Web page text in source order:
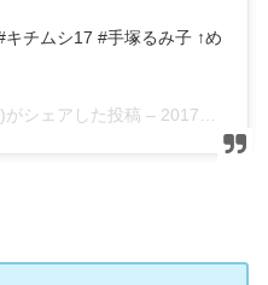
チムシ17 #手塚るみ子 ↑め
がシェアした投稿 – 2017年11月月7日午前2時40分PST